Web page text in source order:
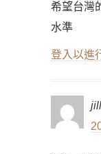
希望台灣
水準
登入以進
jill